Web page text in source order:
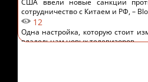
США ввели новые санкции
сотрудничество с Китаем и РФ, –
12
Одна настройка, которую стоит
владельцам новых телевизоров